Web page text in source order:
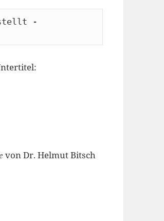
-
von Dr. Helmut Bitsch